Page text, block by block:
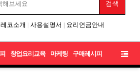
레코소개 | 사용설명서 | 요리연금안내
창업요리교육 마케팅 구매레시피